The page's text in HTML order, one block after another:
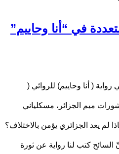
في “أنا وحاييم”
رواية ( أنا وحاييم) للروائي (
ميم الجزائر، مسكلياني
هو: لماذا لم يعد الجزائري يؤمن بالاختلاف؟
السائح كتب لنا رواية عن ثورة